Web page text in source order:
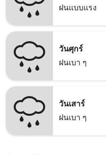
ฝนแบบแรง
วันศุกร์
ฝนเบา ๆ
วันเสาร์
ฝนเบา ๆ